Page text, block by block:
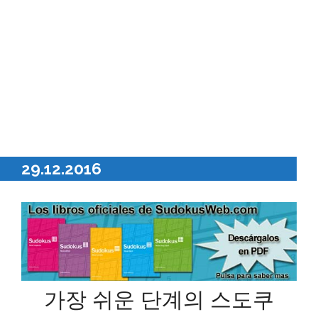
29.12.2016
가장 쉬운 단계의 스도쿠